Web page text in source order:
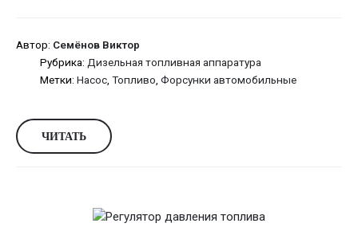
Автор: Семёнов Виктор
Рубрика: Дизельная топливная аппаратура
Метки: Насос Топливо Форсунки автомобильные
ЧИТАТЬ